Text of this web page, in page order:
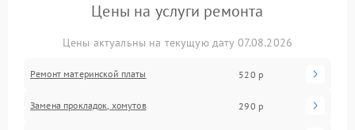
Цены на услуги ремонта
Цены актуальны на текущую дату 07.08.2026
Ремонт материнской платы 520 р
Замена прокладок, хомутов 290 р